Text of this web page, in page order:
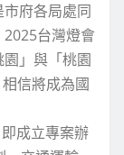
府各局處同
台灣燈會
」與「桃園
信將成為國
成立專案辦